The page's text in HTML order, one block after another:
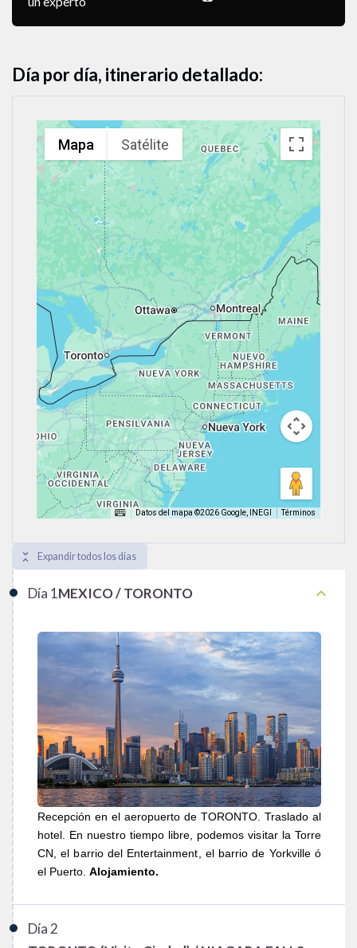
Día por día, itinerario detallado:
Día 1MEXICO / TORONTO keyboard_arrow_up
Recepción en el aeropuerto de TORONTO. Traslado al
hotel. En nuestro tiempo libre, podemos visitar la Torre
CN, el barrio del Entertainment, el barrio de Yorkville ó
el Puerto.Alojamiento.
Día 2
unfold_less Expandir todos los días
Mapa Satélite
Datos del mapa ©2026 Google, INEGI Términos